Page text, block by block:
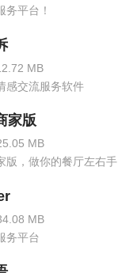
务平台！
MB
感交流服务软件
家版
MB
版，做你的餐厅左右手
MB
务平台